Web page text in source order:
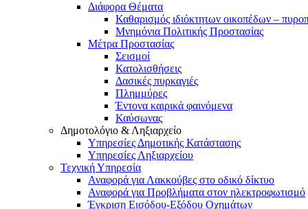
Διάφορα Θέματα
Καθαρισμός ιδιόκτητων οικοπέδων –
Μνημόνια Πολιτικής Προστασίας
Μέτρα Προστασίας
Σεισμοί
Κατολισθήσεις
Δασικές πυρκαγιές
Πλημμύρες
Έντονα καιρικά φαινόμενα
Καύσωνας
Δημοτολόγιο & Ληξιαρχείο
Υπηρεσίες Δημοτικής Κατάστασης
Υπηρεσίες Ληξιαρχείου
Τεχνική Υπηρεσία
Αναφορά για Λακκούβες στο οδικό δίκτυο
Αναφορά για Προβλήματα στον ηλεκτροφωτισμό
Έγκριση Εισόδου-Εξόδου Οχημάτων